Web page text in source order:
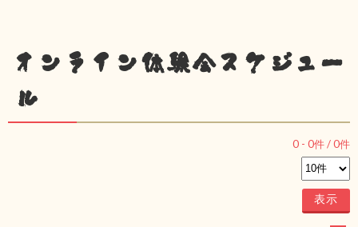
オンライン体験会スケジュー
ル
0 - 0件 /0件